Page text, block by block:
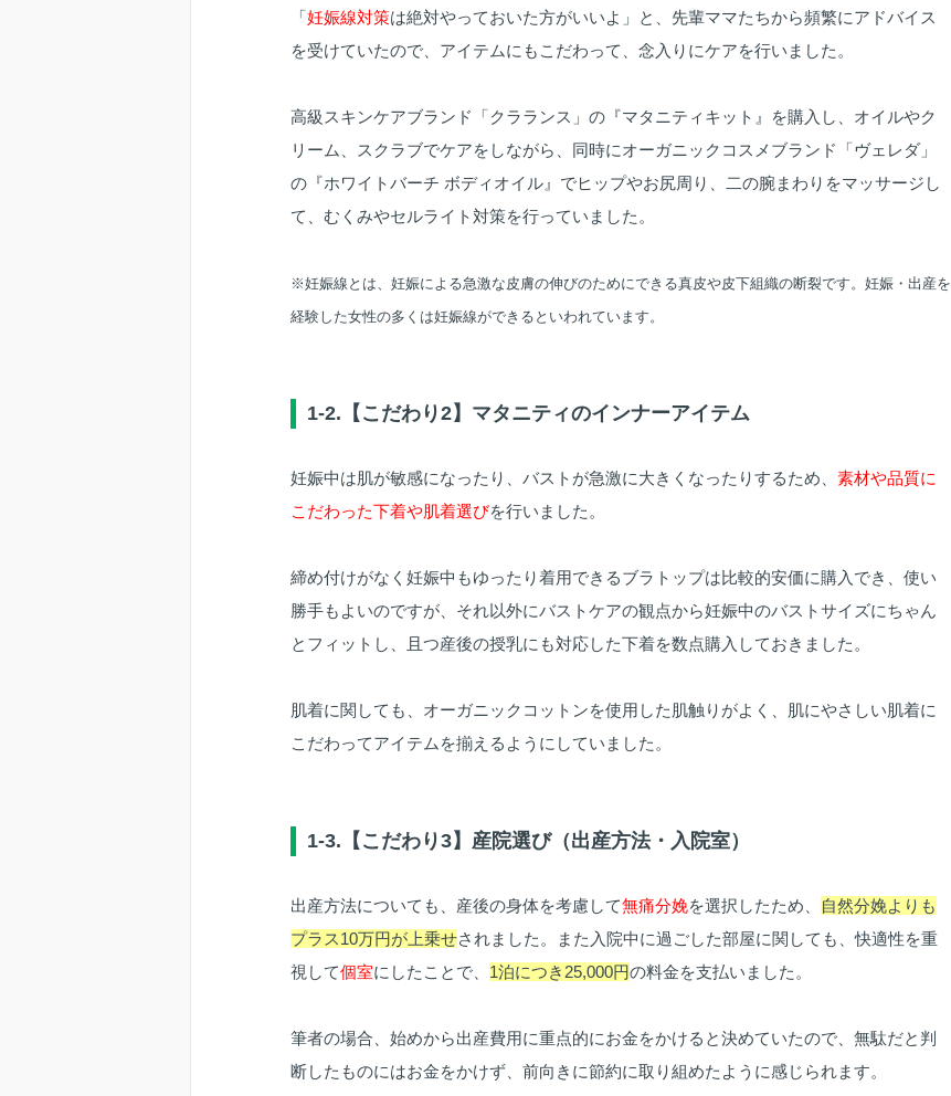
「妊娠線対策は絶対やっておいた方がいいよ」と、先輩ママたちから頻繁にアドバイス
を受けていたので、アイテムにもこだわって、念入りにケアを行いました。
高級スキンケアブランド「クラランス」の『マタニティキット』を購入し、オイルやク
リーム、スクラブでケアをしながら、同時にオーガニックコスメブランド「ヴェレダ」
の『ホワイトバーチ ボディオイル』でヒップやお尻周り、二の腕まわりをマッサージし
て、むくみやセルライト対策を行っていました。
※妊娠線とは、妊娠による急激な皮膚の伸びのためにできる真皮や皮下組織の断裂です。妊娠・出産を
経験した女性の多くは妊娠線ができるといわれています。
1-2.【こだわり2】マタニティのインナーアイテム
妊娠中は肌が敏感になったり、バストが急激に大きくなったりするため、 素材や品質に
こだわった下着や肌着選びを行いました。
締め付けがなく妊娠中もゆったり着用できるブラトップは比較的安価に購入でき、使い
勝手もよいのですが、それ以外にバストケアの観点から妊娠中のバストサイズにちゃん
とフィットし、且つ産後の授乳にも対応した下着を数点購入しておきました。
肌着に関しても、オーガニックコットンを使用した肌触りがよく、肌にやさしい肌着に
こだわってアイテムを揃えるようにしていました。
1-3.【こだわり3】産院選び（出産方法・入院室）
出産方法についても、産後の身体を考慮して無痛分娩を選択したため、
自然分娩よりも
プラス10万円が上乗せされました。また入院中に過ごした部屋に関しても、快適性を重
視して個室にしたことで、 1泊につき25,000円の料金を支払いました。
筆者の場合、始めから出産費用に重点的にお金をかけると決めていたので、無駄だと判
断したものにはお金をかけず、前向きに節約に取り組めたように感じられます。